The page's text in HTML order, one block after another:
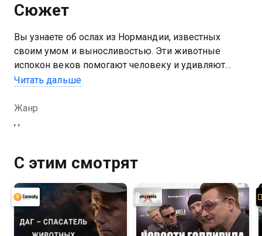
Сюжет
Вы узнаете об ослах из Нормандии, известных
своим умом и выносливостью. Эти животные
испокон веков помогают человеку и удивляют
сообразительностью
Читать дальше
Жанр
, ,
С этим смотрят